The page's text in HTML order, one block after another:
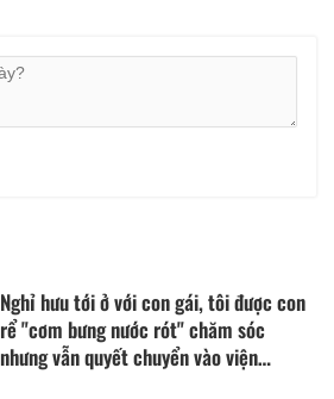
Nghỉ hưu tới ở với con gái, tôi được con
rể "cơm bưng nước rót" chăm sóc
nhưng vẫn quyết chuyển vào viện